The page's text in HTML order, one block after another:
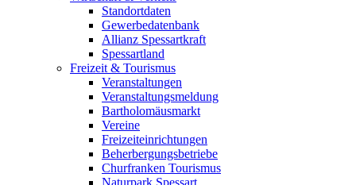
Standortdaten
Gewerbedatenbank
Allianz Spessartkraft
Spessartland
Freizeit & Tourismus
Veranstaltungen
Veranstaltungsmeldung
Bartholomäusmarkt
Vereine
Freizeiteinrichtungen
Beherbergungsbetriebe
Churfranken Tourismus
Naturpark Spessart